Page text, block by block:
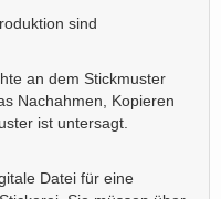
sind
an dem Stickmuster
Nachahmen, Kopieren
ist untersagt.
Datei für eine